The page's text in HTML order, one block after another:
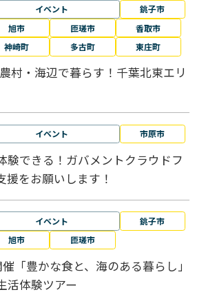
イベント
銚子市
旭市
匝瑳市
香取市
神崎町
多古町 東庄町
村・海辺で暮らす！千葉北東エリ
イベント 市原市
験できる！ガバメントクラウドフ
援をお願いします！
イベント
銚子市
旭市
匝瑳市
「豊かな食と、海のある暮らし」
活体験ツアー